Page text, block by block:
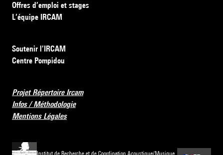
Offres d’emploi et stages
L’équipe IRCAM
Soutenir l’IRCAM
Centre Pompidou
Projet Répertoire Ircam
Infos / Méthodologie
Mentions Légales
Institut de Recherche et de Coordination Acoustique/Musique